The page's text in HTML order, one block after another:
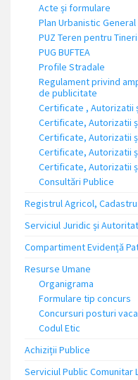
Acte și formulare
Plan Urbanistic General
PUZ Teren pentru Tineri
PUG BUFTEA
Profile Stradale
Regulament privind
de publicitate
Certificate , Autorizatii
Certificate, Autorizatii
Certificate, Autorizatii
Certificate, Autorizatii
Certificate, Autorizatii
Consultări Publice
Registrul Agricol, Cadastru
Serviciul Juridic și
Compartiment Evidență
Resurse Umane
Organigrama
Formulare tip concurs
Concursuri posturi
Codul Etic
Achiziții Publice
Serviciul Public Comunitar